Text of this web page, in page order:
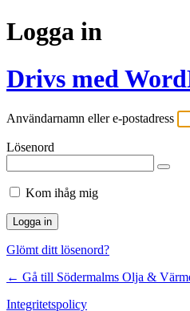
Logga in
Drivs med
Användarnamn eller e-postadress
Lösenord
Kom ihåg mig
Glömt ditt lösenord?
← Gå till Södermalms Olja &
Integritetspolicy